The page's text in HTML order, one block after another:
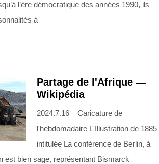
l’ère démocratique des années 1990, ils
à
Partage de l'Afrique —
Wikipédia
2024.7.16 Caricature de
l'hebdomadaire L'Illustration de 1885
intitulée La conférence de Berlin, à
est bien sage, représentant Bismarck